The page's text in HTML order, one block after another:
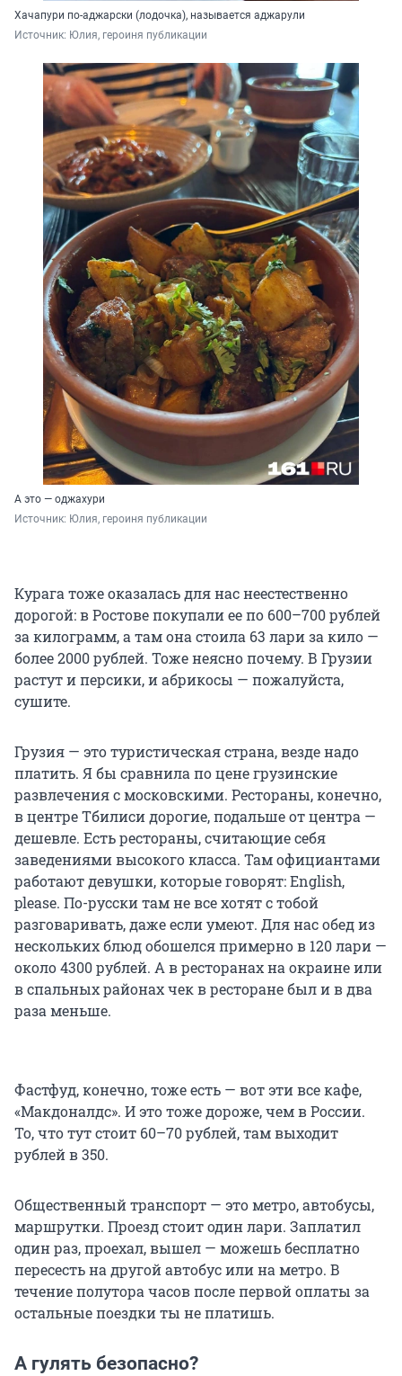
Хачапури по-аджарски (лодочка), называется аджарули
Источник: Юлия, героиня публикации
А это — оджахури
Источник: Юлия, героиня публикации
Курага тоже оказалась для нас неестественно
дорогой: в Ростове покупали ее по 600–700 рублей
за килограмм, а там она стоила 63 лари за кило —
более 2000 рублей. Тоже неясно почему. В Грузии
растут и персики, и абрикосы — пожалуйста,
сушите.
Грузия — это туристическая страна, везде надо
платить. Я бы сравнила по цене грузинские
развлечения с московскими. Рестораны, конечно,
в центре Тбилиси дорогие, подальше от центра —
дешевле. Есть рестораны, считающие себя
заведениями высокого класса. Там официантами
работают девушки, которые говорят: English,
please. По-русски там не все хотят с тобой
разговаривать, даже если умеют. Для нас обед из
нескольких блюд обошелся примерно в 120 лари —
около 4300 рублей. А в ресторанах на окраине или
в спальных районах чек в ресторане был и в два
раза меньше.
Фастфуд, конечно, тоже есть — вот эти все кафе,
«Макдоналдс». И это тоже дороже, чем в России.
То, что тут стоит 60–70 рублей, там выходит
рублей в 350.
Общественный транспорт — это метро, автобусы,
маршрутки. Проезд стоит один лари. Заплатил
один раз, проехал, вышел — можешь бесплатно
пересесть на другой автобус или на метро. В
течение полутора часов после первой оплаты за
остальные поездки ты не платишь.
А гулять безопасно?